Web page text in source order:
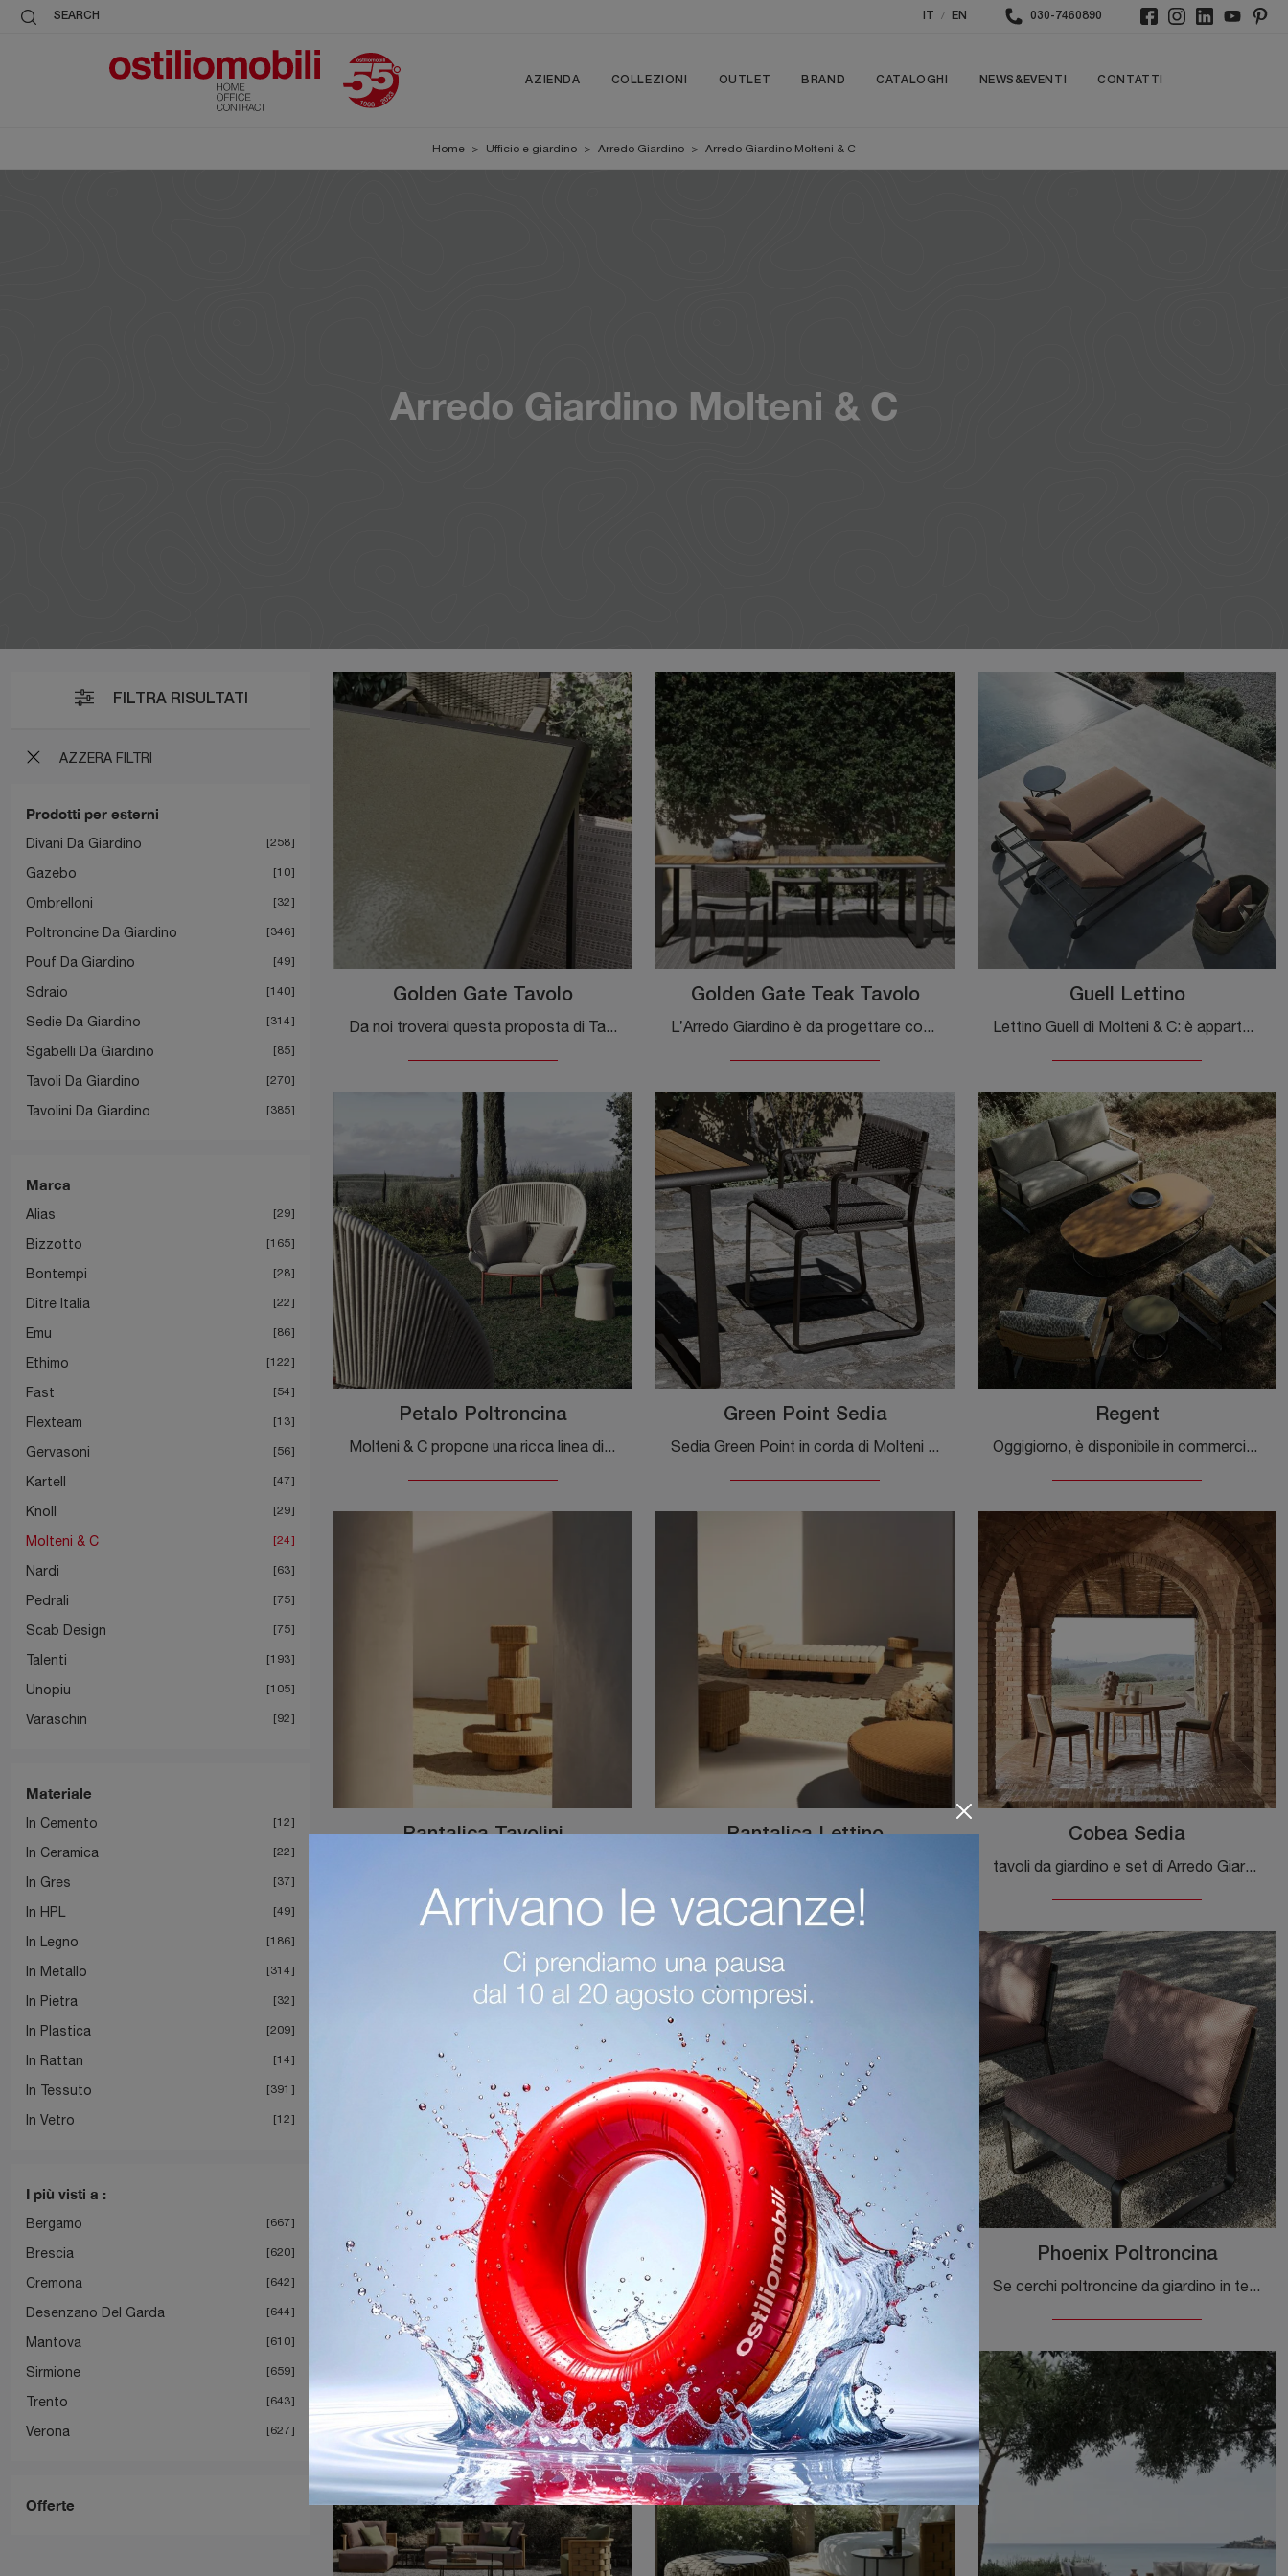
SEARCH / EN 030-7460890
AZIENDA COLLEZIONI OUTLET BRAND CATALOGHI NEWS&EVENTI CONTATTI
Home > Ufficio e giardino > Arredo Giardino > Arredo Giardino Molteni & C
Arredo Giardino Molteni & C
FILTRA RISULTATI
AZZERA FILTRI
Prodotti per esterni
Divani Da Giardino 258
Gazebo 10
Ombrelloni 32
Poltroncine Da Giardino 346
Pouf Da Giardino 49
Sdraio 140
Sedie Da Giardino 314
Sgabelli Da Giardino 85
Tavoli Da Giardino 270
Tavolini Da Giardino 385
Marca
Alias 29
Bizzotto 165
Bontempi 28
Ditre Italia 22
Emu 86
Ethimo 122
Fast 54
Flexteam 13
Gervasoni 56
Kartell 47
Knoll 29
Molteni & C 24
Nardi 63
Pedrali 75
Scab Design 75
Talenti 193
Unopiu 105
Varaschin 92
Materiale
In Cemento 12
In Ceramica 22
In Gres 37
In HPL 49
In Legno 186
In Metallo 314
In Pietra 32
In Plastica 209
In Rattan 14
In Tessuto 391
In Vetro 12
I più visti a :
Bergamo 667
Brescia 620
Cremona 642
Desenzano Del Garda 644
Mantova 610
Sirmione 659
Trento 643
Verona 627
Offerte
Golden Gate Tavolo
Da noi troverai questa proposta di Tavolo in pietra lavica Golden Gate di Molteni & C e diverse altre soluzioni firmate dal rinomato marchio per ...
Golden Gate Teak Tavolo
L’Arredo Giardino è da progettare con la medesima cura dedicata al progetto degli ambienti della nostra abitazione, affinchè sia uno spazio vivibile.
Guell Lettino
Lettino Guell di Molteni & C: è appartenente alla ricca serie di Arredo Giardino del noto brand, sinonimo di eccellenza nel settore dell'arredo per ...
Petalo Poltroncina
Molteni & C propone una ricca linea di poltroncine da giardino in tessuto, per attrezzare i tuoi spazi verdi unendo perfettamente funzionalità e ...
Green Point Sedia
Sedia Green Point in corda di Molteni & C: è appartenente alla ricca collezione di Arredo Giardino del noto brand, sinonimo di eccellenza nel settore ...
Regent
Oggigiorno, è disponibile in commercio una vasta gamma di mobili per l’Arredo Giardino che consentono di dare forma a salotti all'aperto di gran ...
Pantalica Tavolini
Pantalica Lettino
Cobea Sedia
tavoli da giardino e set di Arredo Giardino delle migliori marche: scopri di più sul modello Cobea Sedia di Molteni & C, clicca subito!
Fairmount
tavoli da giardino e set di Arredo Giardino dei migliori brand: scopri di più sul modello Fairmount di Molteni & C, clicca subito!
D 150 5 Poltroncina
Una ricca gamma di poltroncine da giardino in legno ti attende in negozio: clicca e scopri il modello D 150 5 Poltroncina di Molteni & C.
Phoenix Poltroncina
Se cerchi poltroncine da giardino in tessuto, clicca e scopri di più sul modello Phoenix Poltroncina della marca Molteni & C.